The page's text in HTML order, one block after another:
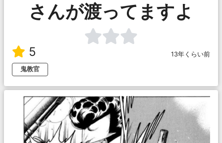
さんが渡ってますよ
5
13年くらい前
鬼教官